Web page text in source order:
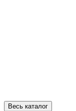
Весь каталог